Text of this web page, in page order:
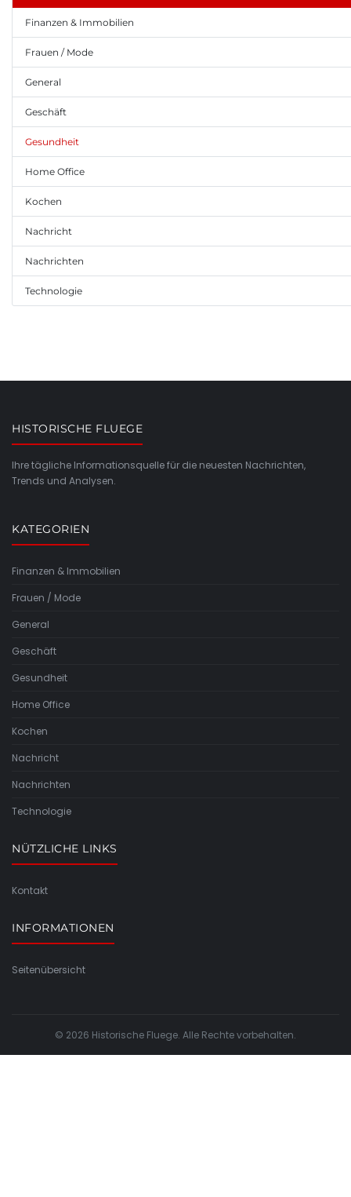
Finanzen & Immobilien
Frauen / Mode
General
Geschäft
Gesundheit
Home Office
Kochen
Nachricht
Nachrichten
Technologie
HISTORISCHE FLUEGE
Ihre tägliche Informationsquelle für die neuesten Nachrichten,
Trends und Analysen.
KATEGORIEN
Finanzen & Immobilien
Frauen / Mode
General
Geschäft
Gesundheit
Home Office
Kochen
Nachricht
Nachrichten
Technologie
NÜTZLICHE LINKS
Kontakt
INFORMATIONEN
Seitenübersicht
© 2026 Historische Fluege. Alle Rechte vorbehalten.